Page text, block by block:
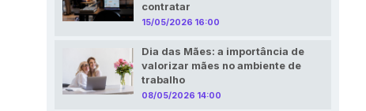
contratar
15/05/2026 16:00
Dia das Mães: a importância de
valorizar mães no ambiente de
trabalho
08/05/2026 14:00